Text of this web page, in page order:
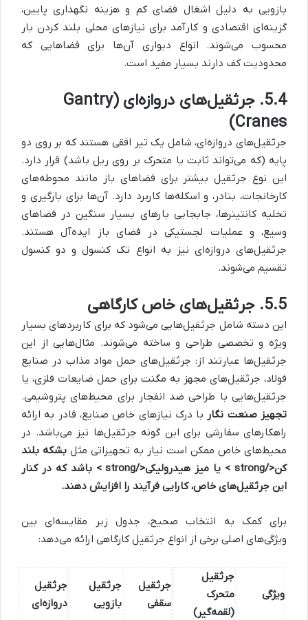
بازویی به دلیل اشغال فضای کم و هزینه نگهداری پایین،
گزینه‌ای اقتصادی و کارآمد برای نیازهای محلی بلند کردن بار
محسوب می‌شوند. انواع دیواری آن‌ها برای فضاهایی که
محدودیت کف دارند بسیار مفید است.
5.4. جرثقیل‌های دروازه‌ای (Gantry
Cranes)
جرثقیل‌های دروازه‌ای، شامل یک تیر افقی هستند که بر روی دو
پایه (که می‌تواند ثابت یا متحرک بر روی ریل باشد) قرار دارد.
این نوع جرثقیل بیشتر برای فضاهای باز مانند محوطه‌های
کارخانجات، بنادر، و اسکله‌ها کاربرد دارد. آن‌ها برای بارگیری و
تخلیه کانتینرها، جابجایی بارهای بسیار سنگین در فضاهای
وسیع، و عملیات لجستیکی در فضای باز ایده‌آل هستند.
جرثقیل‌های دروازه‌ای نیز به انواع تک کنسول و دو کنسول
تقسیم می‌شوند.
5.5. جرثقیل‌های خاص کارگاهی
این دسته شامل جرثقیل‌هایی می‌شود که برای کاربردهای بسیار
ویژه و تخصصی طراحی و ساخته می‌شوند. مثال‌هایی از این
جرثقیل‌ها عبارتند از: جرثقیل‌های حمل مواد مذاب در صنایع
فولاد، جرثقیل‌های مجهز به مگنت برای حمل ضایعات فلزی، یا
جرثقیل‌هایی با طراحی ضد انفجار برای محیط‌های پتروشیمی.
تجهیز صنعت نگار با درک نیازهای خاص صنایع، قادر به ارائه
راهکارهای سفارشی برای این گونه جرثقیل‌ها نیز می‌باشد. در
محیط‌های خاص ممکن است نیاز به تجهیزاتی مثل بشکه بلند
کن</strong > یا
میز هیدرولیکی</strong > باشد که در کنار
این جرثقیل‌های خاص، کارایی فرآیند را افزایش دهند.
برای کمک به انتخاب صحیح، جدول زیر مقایسه‌ای بین
ویژگی‌های اصلی برخی از انواع جرثقیل کارگاهی ارائه می‌دهد:
ویژگی
جرثقیل
متحرک
(لقمه‌گیر)
جرثقیل
سقفی
جرثقیل
بازویی
جرثقیل
دروازه‌ای